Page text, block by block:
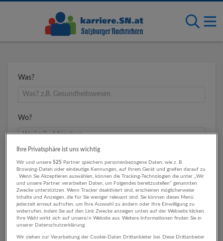
Was?
Wo?
Ihre Privatsphäre ist uns wichtig
Wir und unsere525 Partner speichern personenbezogene Daten, wie z. B.
Browsing-Daten oder eindeutige Kennungen, auf Ihrem Gerät und greifen darauf zu
. Wenn Sie Akzeptieren auswählen, können die Tracking-Technologien die unter „Wir
und unsere Partner verarbeiten Daten, um Folgendes bereitzustellen“ genannten
Zwecke unterstützen. Wenn Tracker deaktiviert sind, erscheinen möglicherweise
Inhalte und Anzeigen, die für Sie weniger relevant sind. Sie können dieses Menü
jederzeit erneut aufrufen, um Ihre Auswahl zu ändern oder Ihre Einwilligung zu
widerrufen, indem Sie auf den Link Zwecke anzeigen unten auf der Webseite klicken.
Ihre Wahl wirkt sich auf unsere/n Website aus. Weitere Informationen finden Sie in
unserer Datenschutzerklärung.
Wir ziehen zur Verarbeitung der Cookie-Daten Drittanbieter bei. Diese Drittanbieter